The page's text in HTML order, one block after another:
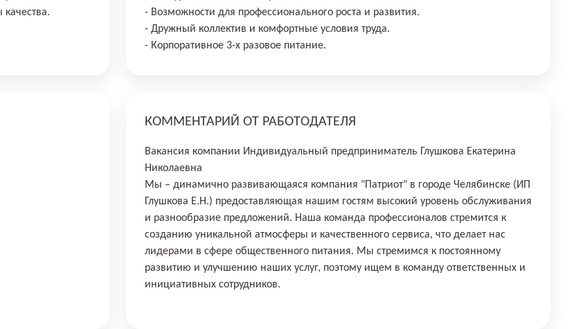
- Возможности для профессионального роста и развития.
- Дружный коллектив и комфортные условия труда.
- Корпоративное 3-х разовое питание.
КОММЕНТАРИЙ ОТ РАБОТОДАТЕЛЯ
Вакансия компании Индивидуальный предприниматель Глушкова Екатерина
Николаевна
Мы – динамично развивающаяся компания "Патриот" в городе Челябинске (ИП
Глушкова Е.Н.) предоставляющая нашим гостям высокий уровень обслуживания
и разнообразие предложений. Наша команда профессионалов стремится к
созданию уникальной атмосферы и качественного сервиса, что делает нас
лидерами в сфере общественного питания. Мы стремимся к постоянному
развитию и улучшению наших услуг, поэтому ищем в команду ответственных и
инициативных сотрудников.